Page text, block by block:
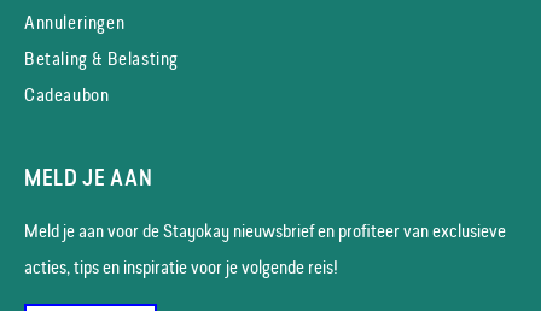
Annuleringen
Betaling & Belasting
Cadeaubon
MELD JE AAN
Meld je aan voor de Stayokay nieuws­brief en profiteer van exclusieve
acties, tips en inspiratie voor je volgende reis!